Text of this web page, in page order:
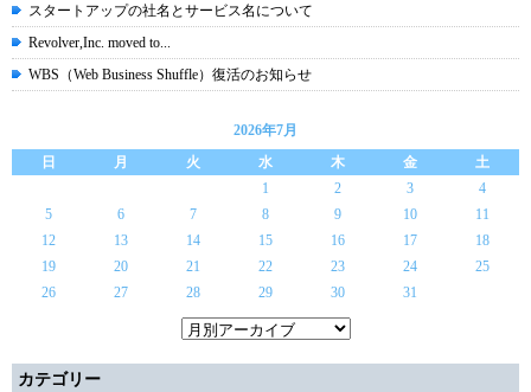
スタートアップの社名とサービス名について
Revolver,Inc. moved to...
WBS（Web Business Shuffle）復活のお知らせ
2026年7月
日
月 火 水 木 金
土
1
2 3
4
5
6 7 8 9 10
11
12
13 14 15 16 17
18
19
20 21 22 23 24
25
26
27 28 29 30 31
カテゴリー